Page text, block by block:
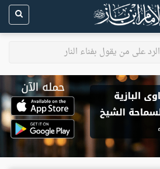
الرد على من يقول بفناء النار